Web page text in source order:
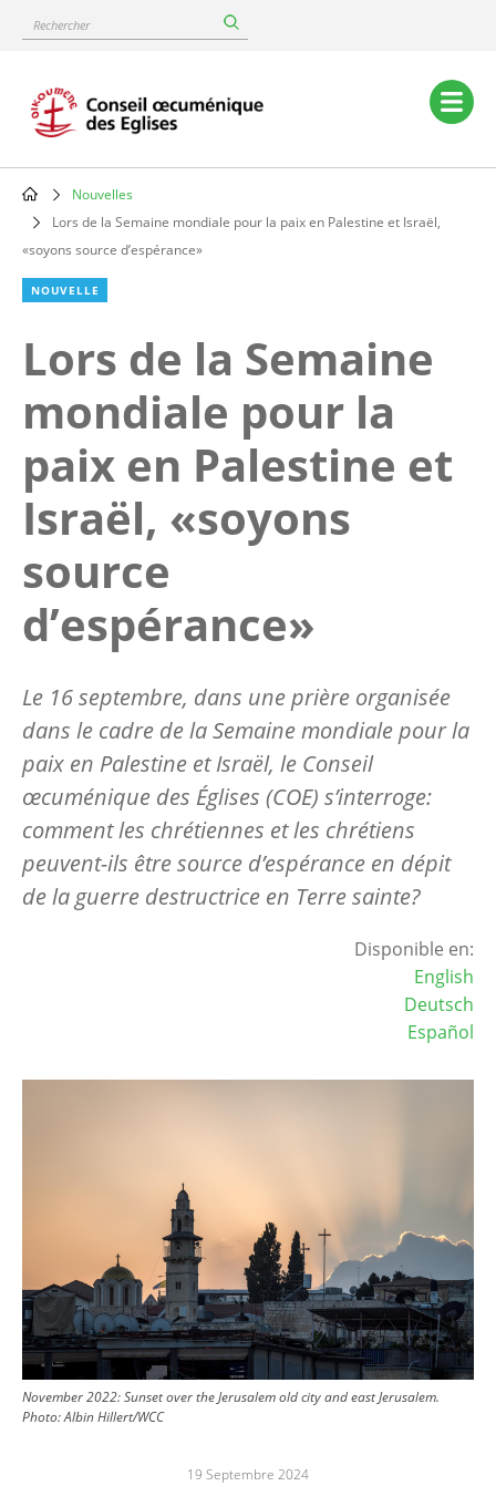
content
Rechercher
Main
navigation
Breadcrumb
Nouvelles
Lors de la Semaine mondiale pour la paix en Palestine et Israël,
«soyons source d’espérance»
NOUVELLE
Lors de la Semaine
mondiale pour la
paix en Palestine et
Israël, «soyons
source
d’espérance»
Le 16 septembre, dans une prière organisée
dans le cadre de la Semaine mondiale pour la
paix en Palestine et Israël, le Conseil
œcuménique des Églises (COE) s’interroge:
comment les chrétiennes et les chrétiens
peuvent-ils être source d’espérance en dépit
de la guerre destructrice en Terre sainte?
Disponible en:
English
Deutsch
Español
November 2022: Sunset over the Jerusalem old city and east Jerusalem.
Photo:Albin Hillert/WCC
19 Septembre 2024